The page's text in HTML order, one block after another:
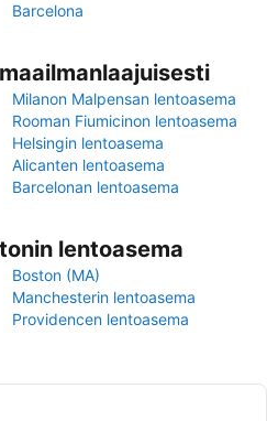
Barcelona
Milanon Malpensan lentoasema
Rooman Fiumicinon lentoasema
Helsingin lentoasema
Alicanten lentoasema
Barcelonan lentoasema
lentoasema
Boston (MA)
Manchesterin lentoasema
Providencen lentoasema